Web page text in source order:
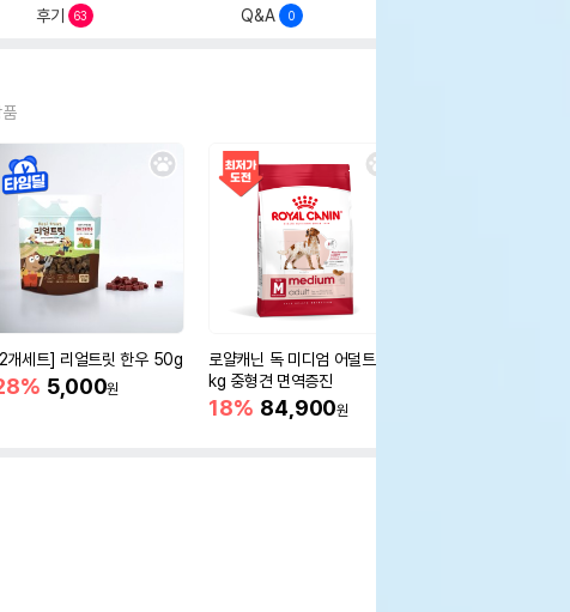
후기 63 Q&A 0
개세트] 리얼트릿 한우 50g
5,000원
로얄캐닌 독 미디엄 어덜트 10
kg 중형견 면역증진
18% 84,900원